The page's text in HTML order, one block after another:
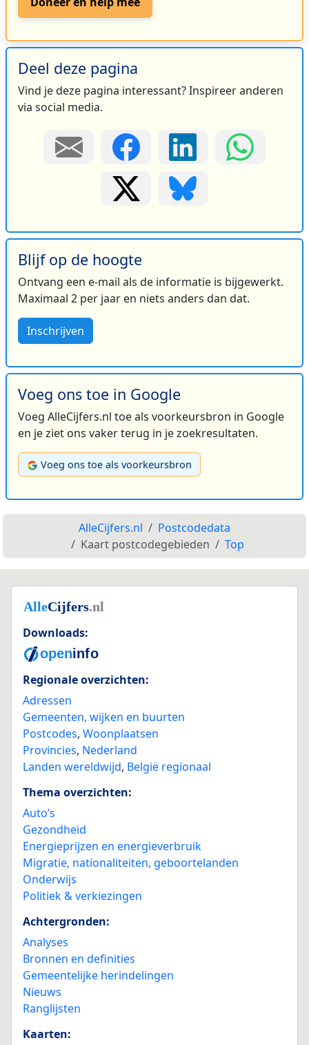
Deel deze pagina
Vind je deze pagina interessant? Inspireer anderen
via social media.
Blijf op de hoogte
Ontvang een e-mail als de informatie is bijgewerkt.
Maximaal 2 per jaar en niets anders dan dat.
Inschrijven
Voeg ons toe in Google
Voeg AlleCijfers.nl toe als voorkeursbron in Google
en je ziet ons vaker terug in je zoekresultaten.
Voeg ons toe als voorkeursbron
AlleCijfers.nl
Postcodedata
Kaart postcodegebieden
Top
Downloads:
Regionale overzichten:
Adressen
Gemeenten, wijken en buurten
Postcodes, Woonplaatsen
Provincies, Nederland
Landen wereldwijd, België regionaal
Thema overzichten:
Auto’s
Gezondheid
Energieprijzen en energieverbruik
Migratie, nationaliteiten, geboortelanden
Onderwijs
Politiek & verkiezingen
Achtergronden:
Analyses
Bronnen en definities
Gemeentelijke herindelingen
Nieuws
Ranglijsten
Kaarten: